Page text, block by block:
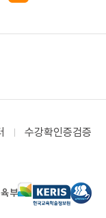
수강확인증검증